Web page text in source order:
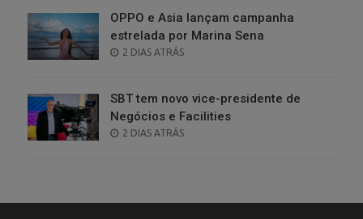
OPPO e Asia lançam campanha
estrelada por Marina Sena
POSTED
2 DIAS ATRÁS
SBT tem novo vice-presidente de
Negócios e Facilities
POSTED
2 DIAS ATRÁS